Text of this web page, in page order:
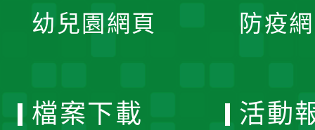
幼兒園網頁 防疫
檔案下載 活動